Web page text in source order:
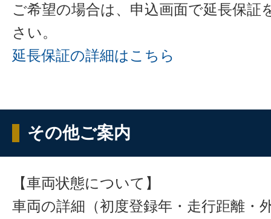
ご希望の場合は、申込画面で延長保証
さい。
延長保証の詳細はこちら
その他ご案内
【車両状態について】
車両の詳細（初度登録年・走行距離・